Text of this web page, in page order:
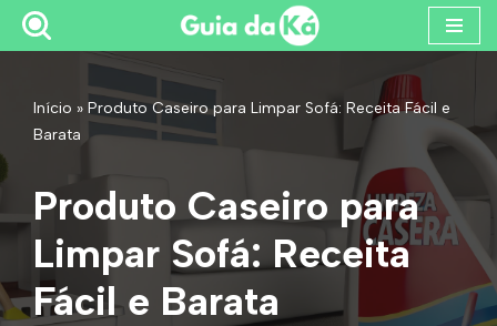
conteúdo
Início » Produto Caseiro para Limpar Sofá: Receita Fácil e
Barata
Produto Caseiro para
Limpar Sofá: Receita
Fácil e Barata